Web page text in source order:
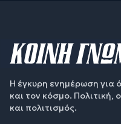
Η έγκυρη ενημέρωση για
και τον κόσμο. Πολιτική,
και πολιτισμός.